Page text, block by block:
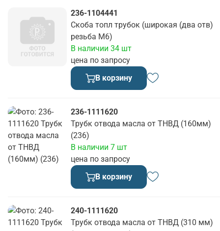
236-1104441
Скоба топл трубок (широкая (два отв)
резьба М6)
цена по запросу
В наличии 34 шт
В корзину
236-1111620
Трубк отвода масла от ТНВД (160мм)
(236)
цена по запросу
В наличии 7 шт
В корзину
240-1111620
Трубк отвода масла от ТНВД (310 мм)